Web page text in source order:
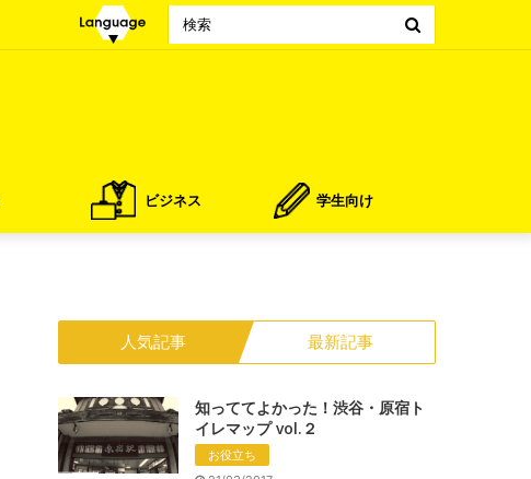
ビジネス 学生向け
人気記事 最新記事
知っててよかった！渋谷・原宿ト
イレマップ vol.２
お役立ち